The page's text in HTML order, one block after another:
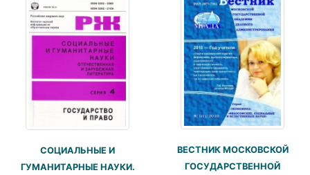
СОЦИАЛЬНЫЕ И
ГУМАНИТАРНЫЕ НАУКИ.
ВЕСТНИК МОСКОВСКОЙ
ГОСУДАРСТВЕННОЙ